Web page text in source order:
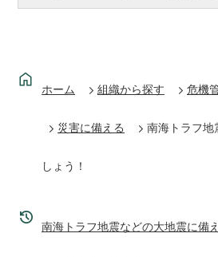
ホーム 組織から探す 危機
災害に備える 南海トラフ地
しょう！
南海トラフ地震などの大地震に備